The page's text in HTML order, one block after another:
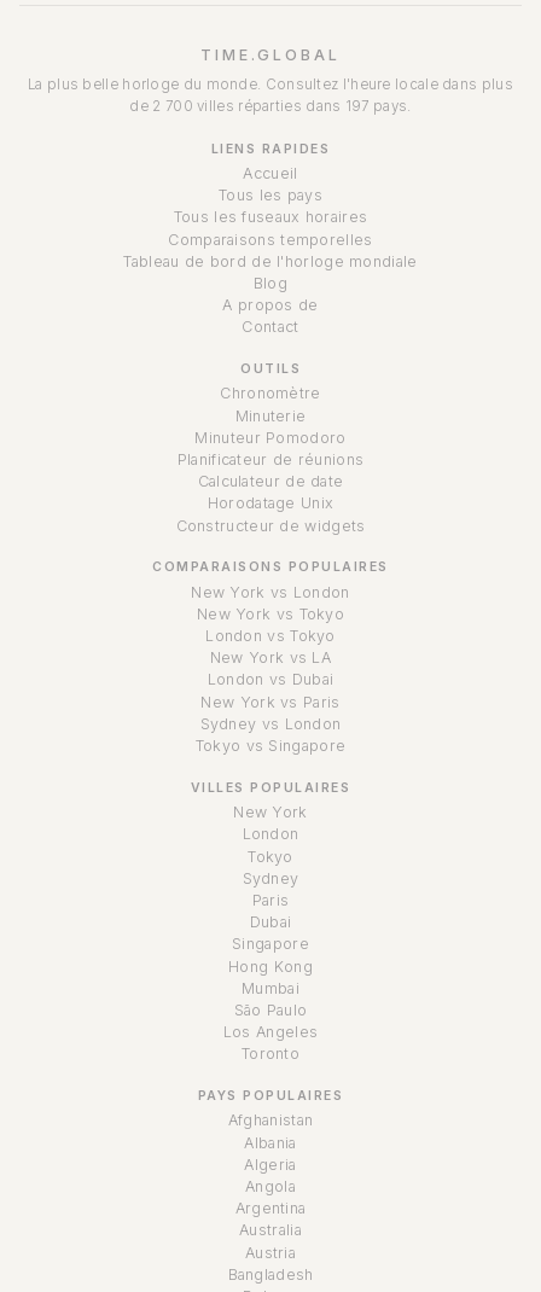
TIME.GLOBAL
La plus belle horloge du monde. Consultez l'heure locale dans plus
de 2 700 villes réparties dans 197 pays.
LIENS RAPIDES
Accueil
Tous les pays
Tous les fuseaux horaires
Comparaisons temporelles
Tableau de bord de l'horloge mondiale
Blog
A propos de
Contact
OUTILS
Chronomètre
Minuterie
Minuteur Pomodoro
Planificateur de réunions
Calculateur de date
Horodatage Unix
Constructeur de widgets
COMPARAISONS POPULAIRES
New York vs London
New York vs Tokyo
London vs Tokyo
New York vs LA
London vs Dubai
New York vs Paris
Sydney vs London
Tokyo vs Singapore
VILLES POPULAIRES
New York
London
Tokyo
Sydney
Paris
Dubai
Singapore
Hong Kong
Mumbai
São Paulo
Los Angeles
Toronto
PAYS POPULAIRES
Afghanistan
Albania
Algeria
Angola
Argentina
Australia
Austria
Bangladesh